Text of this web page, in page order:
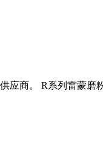
应商。 R系列雷蒙